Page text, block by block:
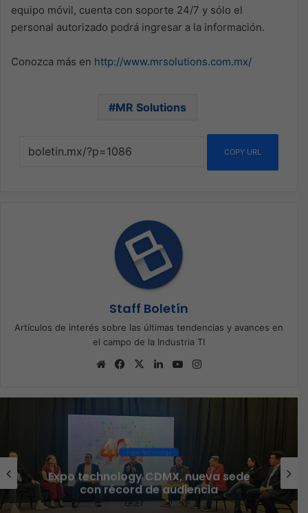
equipo móvil, cuenta con soporte 24/7 y sólo el
personal autorizado podrá ingresar a la información.
Conozca más en http://www.mrsolutions.com.mx/
MR Solutions
COPY URL
Staff Boletín
Artículos de interés sobre las últimas tendencias y avances en
el campo de la Industria TI
Sitio
Facebook
X LinkedInYouTube
Expo Technology
Expo technology CDMX, nueva sede
con récord de audiencia